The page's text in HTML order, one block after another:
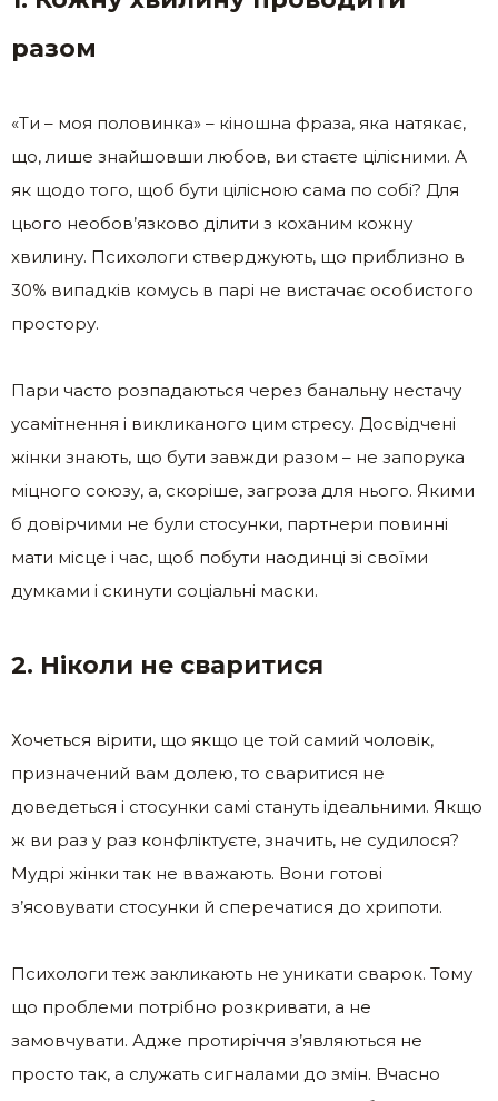
разом
«Ти – моя половинка» – кіношна фраза, яка натякає,
що, лише знайшовши любов, ви стаєте цілісними. А
як щодо того, щоб бути цілісною сама по собі? Для
цього необов’язково ділити з коханим кожну
хвилину. Психологи стверджують, що приблизно в
30% випадків комусь в парі не вистачає особистого
простору.
Пари часто розпадаються через банальну нестачу
усамітнення і викликаного цим стресу. Досвідчені
жінки знають, що бути завжди разом – не запорука
міцного союзу, а, скоріше, загроза для нього. Якими
б довірчими не були стосунки, партнери повинні
мати місце і час, щоб побути наодинці зі своїми
думками і скинути соціальні маски.
2. Ніколи не сваритися
Хочеться вірити, що якщо це той самий чоловік,
призначений вам долею, то сваритися не
доведеться і стосунки самі стануть ідеальними. Якщо
ж ви раз у раз конфліктуєте, значить, не судилося?
Мудрі жінки так не вважають. Вони готові
з’ясовувати стосунки й сперечатися до хрипоти.
Психологи теж закликають не уникати сварок. Тому
що проблеми потрібно розкривати, а не
замовчувати. Адже протиріччя з’являються не
просто так, а служать сигналами до змін. Вчасно